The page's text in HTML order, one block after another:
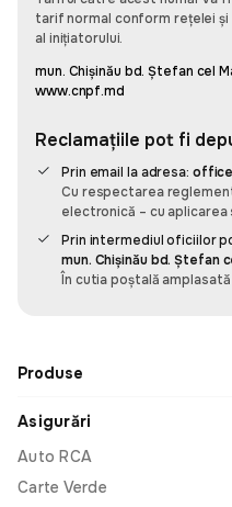
care apreciază timpul
Recomand, e super
asigurările mașinilor
companiei cu această
intuitiv să adaugi o
datele familia salvate și
fac asigurare cît ai
Am fost surprins de cât
fost experiența mea cu
cumpăr ceva, am un pic
tarif normal conform rețelei
al inițiatorului.
mun. Chișinău bd. Ștefan cel
www.cnpf.md
Reclamațiile pot fi
Prin email la adresa:
Cu respectarea
electronică – cu
Prin intermediul oficiilor
mun. Chișinău bd. Ștefan
În cutia poștală
Produse
Asigurări
Auto RCA
Carte Verde